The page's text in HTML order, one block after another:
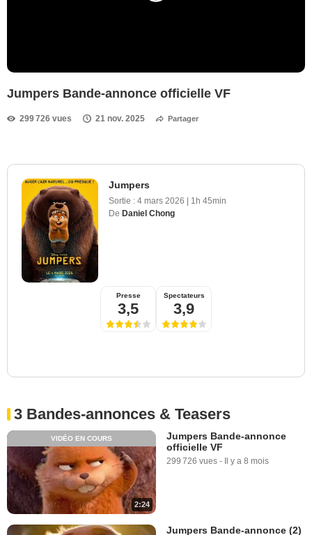
Jumpers Bande-annonce officielle VF
299 726 vues 21 nov. 2025 Partager
Jumpers
Sortie : 4 mars 2026 | 1h 45min
De Daniel Chong
Presse
3,5
Spectateurs
3,9
3 Bandes-annonces & Teasers
2:24
VIDÉO EN COURS
Jumpers Bande-annonce
officielle VF
299 726 vues - Il y a 8 mois
Jumpers Bande-annonce (2)